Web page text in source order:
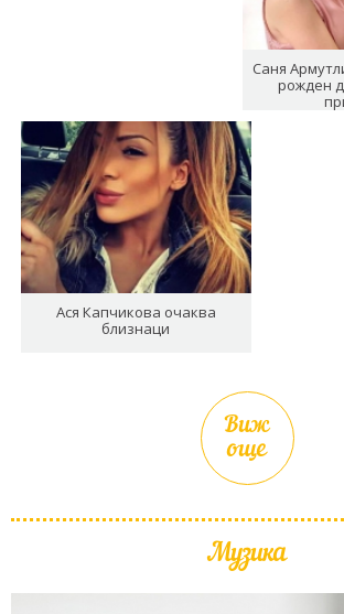
Саня
рожден
Ася Капчикова очаква
близнаци
Виж
още
Музика